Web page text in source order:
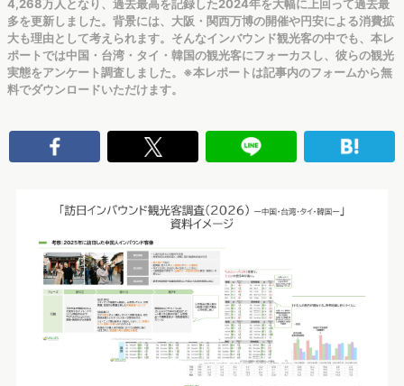
4,268万人となり、過去最高を記録した2024年を大幅に上回って過去最
多を更新しました。背景には、大阪・関西万博の開催や円安による消費拡
大も理由として考えられます。そんなインバウンド観光客の中でも、本レ
ポートでは中国・台湾・タイ・韓国の観光客にフォーカスし、彼らの観光
実態をアンケート調査しました。※本レポートは記事内のフォームから無
料でダウンロードいただけます。